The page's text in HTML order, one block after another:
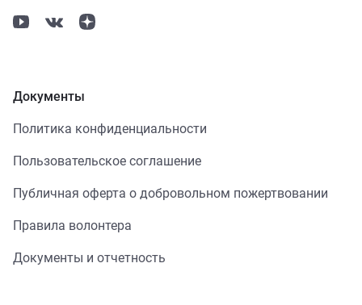
Документы
Политика конфиденциальности
Пользовательское соглашение
Публичная оферта о добровольном пожертвовании
Правила волонтера
Документы и отчетность